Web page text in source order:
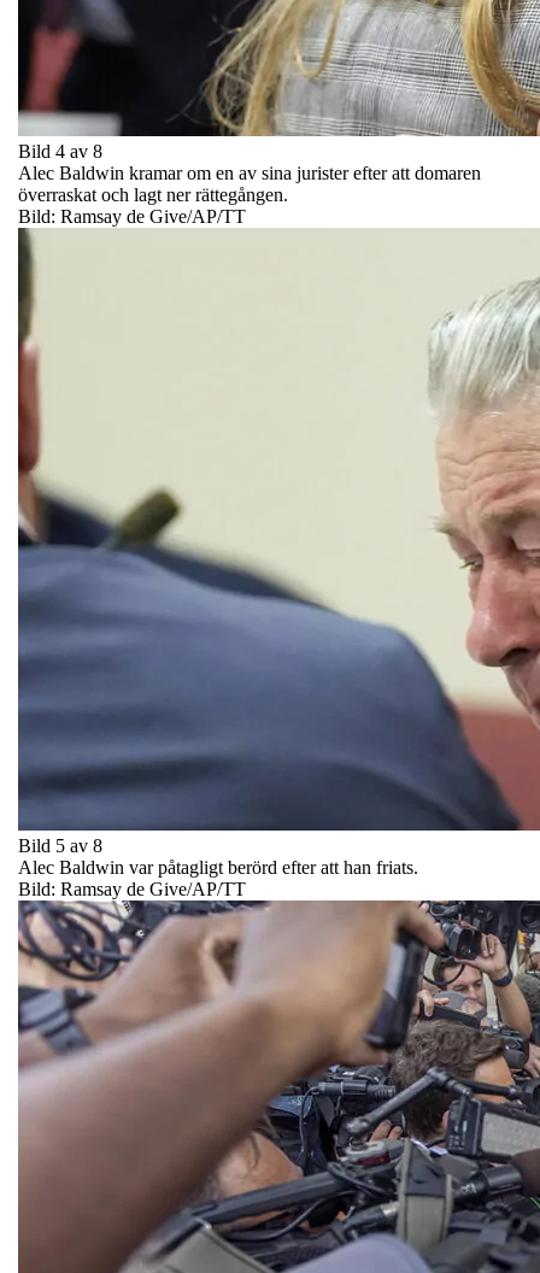
Bild 4 av 8
Alec Baldwin kramar om en av sina jurister efter att domaren
överraskat och lagt ner rättegången.
Bild: Ramsay de Give/AP/TT
Bild 5 av 8
Alec Baldwin var påtagligt berörd efter att han friats.
Bild: Ramsay de Give/AP/TT